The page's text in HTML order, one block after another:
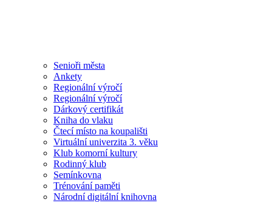
Senioři města
Ankety
Regionální výročí
Regionální výročí
Dárkový certifikát
Kniha do vlaku
Čtecí místo na koupališti
Virtuální univerzita 3. věku
Klub komorní kultury
Rodinný klub
Semínkovna
Trénování paměti
Národní digitální knihovna